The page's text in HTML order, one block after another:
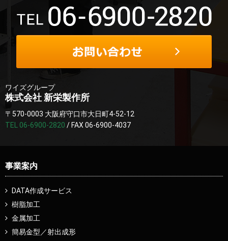
ワイズグループ
株式会社 新栄製作所
〒570-0003 大阪府守口市大日町4-52-12
TEL 06-6900-2820 / FAX 06-6900-4037
事業案内
DATA作成サービス
樹脂加工
金属加工
簡易金型／射出成形